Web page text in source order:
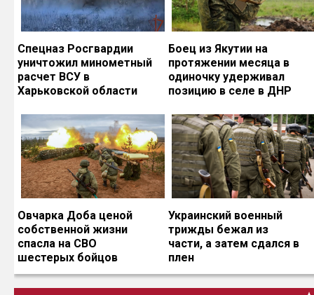
Спецназ Росгвардии
уничтожил минометный
расчет ВСУ в
Харьковской области
Боец из Якутии на
протяжении месяца в
одиночку удерживал
позицию в селе в ДНР
Овчарка Доба ценой
собственной жизни
спасла на СВО
шестерых бойцов
Украинский военный
трижды бежал из
части, а затем сдался в
плен